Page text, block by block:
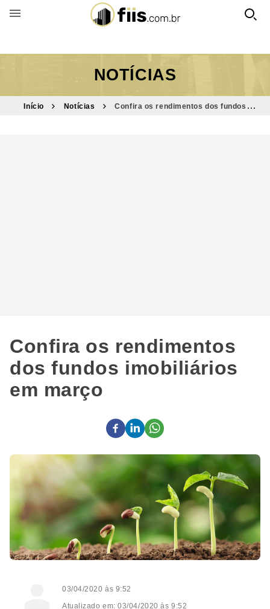
BUSCAR POR FUNDO
NOTÍCIAS
Início Notícias
Confira os rendimentos dos fundos
Confira os rendimentos
dos fundos imobiliários
em março
03/04/2020 às 9:52
Atualizado em: 03/04/2020 às 9:52